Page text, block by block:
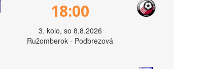
18:00
3. kolo, so 8.8.2026
Ružomberok - Podbrezová